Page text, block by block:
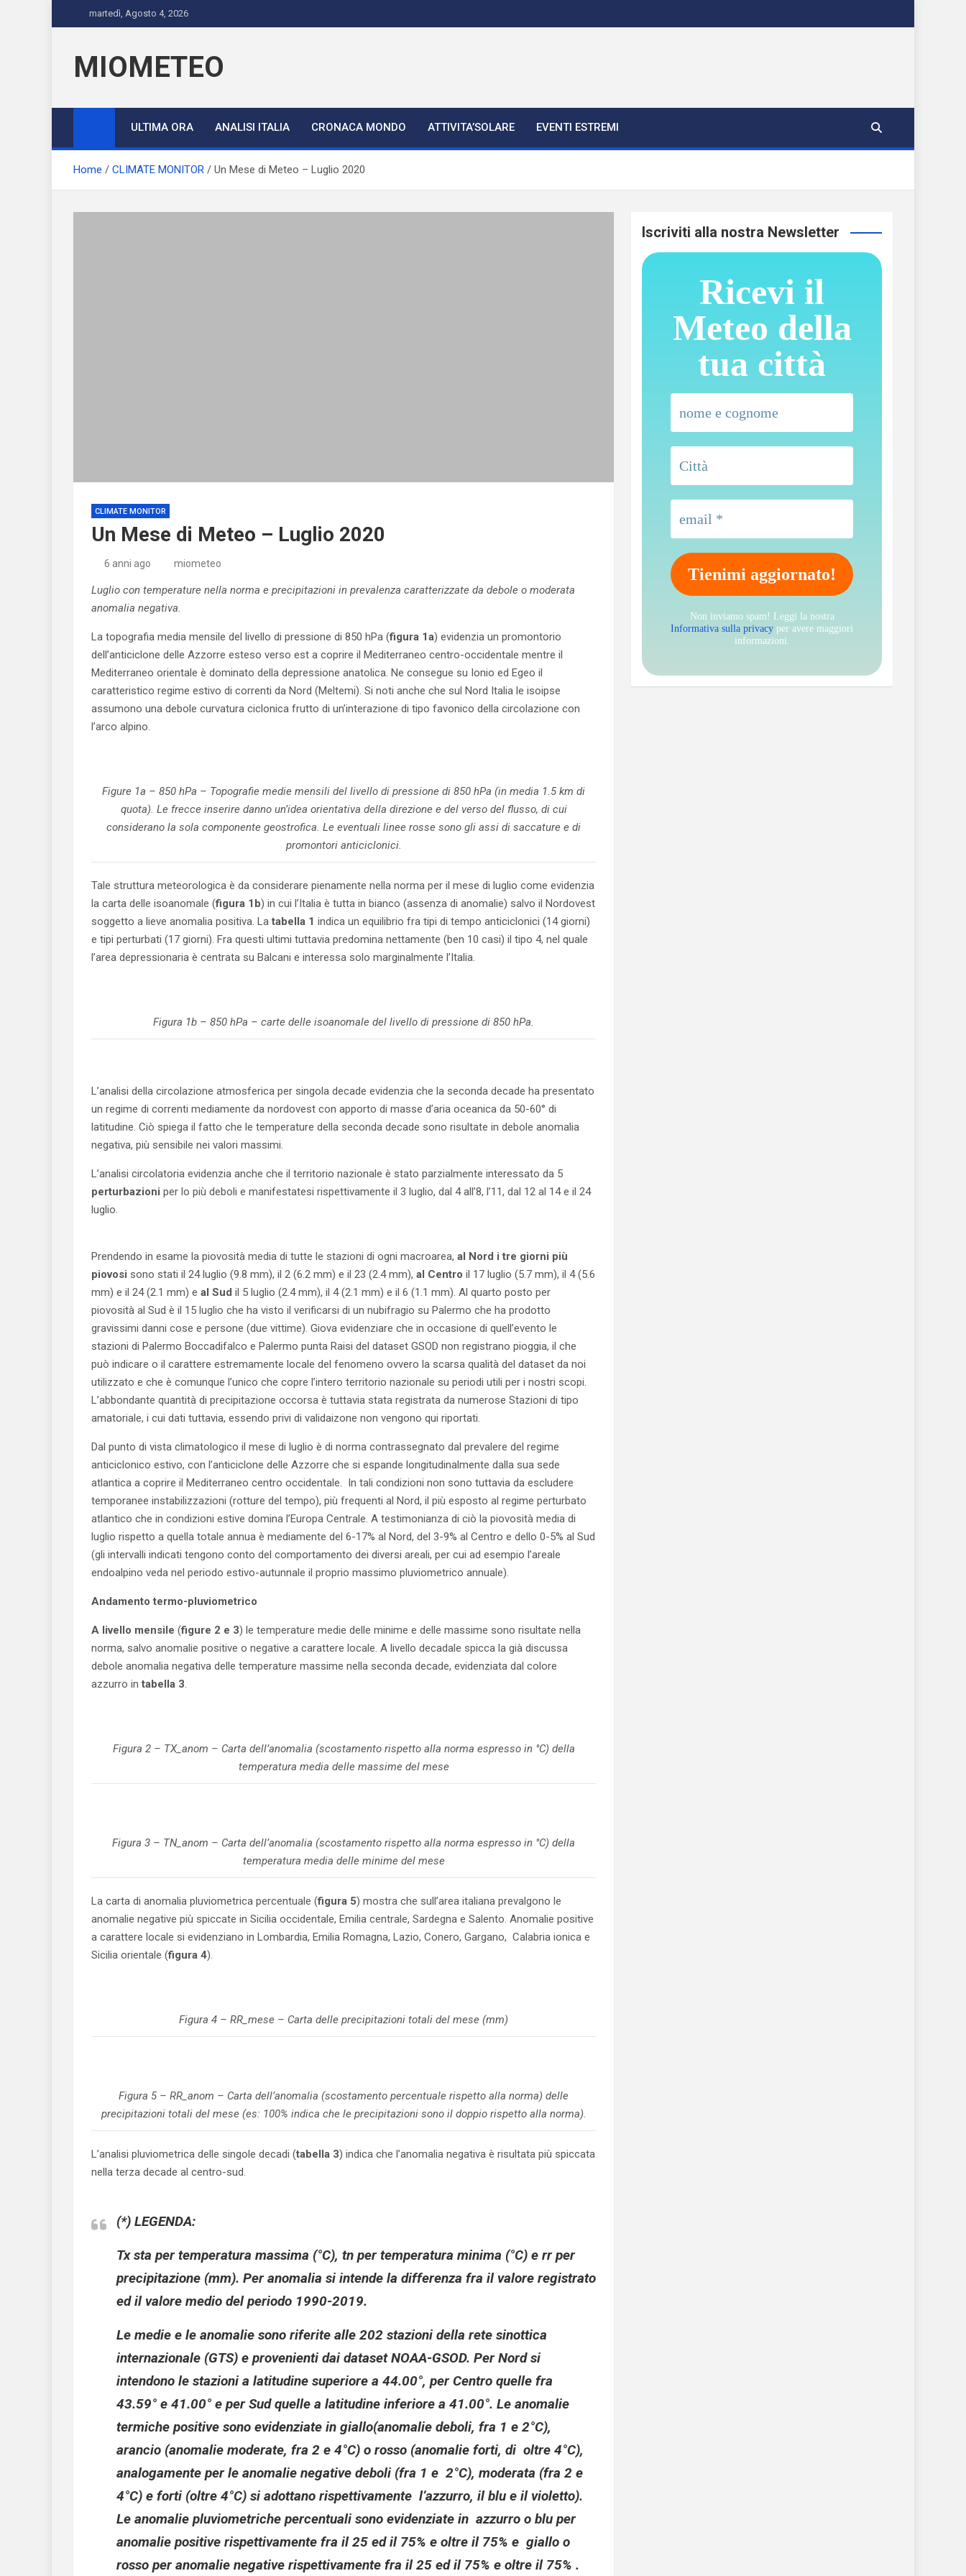
to
martedì, Agosto 4, 2026
MIOMETEO
ULTIMA ORA ANALISI ITALIA CRONACA MONDO ATTIVITA’SOLARE EVENTI ESTREMI
Home CLIMATE MONITOR Un Mese di Meteo – Luglio 2020
CLIMATE MONITOR
Un Mese di Meteo – Luglio 2020
6 anni ago miometeo
Luglio con temperature nella norma e precipitazioni in prevalenza caratterizzate da debole o moderata
anomalia negativa.
La topografia media mensile del livello di pressione di 850 hPa (figura 1a) evidenzia un promontorio
dell’anticiclone delle Azzorre esteso verso est a coprire il Mediterraneo centro-occidentale mentre il
Mediterraneo orientale è dominato della depressione anatolica. Ne consegue su Ionio ed Egeo il
caratteristico regime estivo di correnti da Nord (Meltemi). Si noti anche che sul Nord Italia le isoipse
assumono una debole curvatura ciclonica frutto di un’interazione di tipo favonico della circolazione con
l’arco alpino.
Figure 1a – 850 hPa – Topografie medie mensili del livello di pressione di 850 hPa (in media 1.5 km di
quota). Le frecce inserire danno un’idea orientativa della direzione e del verso del flusso, di cui
considerano la sola componente geostrofica. Le eventuali linee rosse sono gli assi di saccature e di
promontori anticiclonici.
Tale struttura meteorologica è da considerare pienamente nella norma per il mese di luglio come evidenzia
la carta delle isoanomale (figura 1b) in cui l’Italia è tutta in bianco (assenza di anomalie) salvo il Nordovest
soggetto a lieve anomalia positiva. Latabella 1 indica un equilibrio fra tipi di tempo anticiclonici (14 giorni)
e tipi perturbati (17 giorni). Fra questi ultimi tuttavia predomina nettamente (ben 10 casi) il tipo 4, nel quale
l’area depressionaria è centrata su Balcani e interessa solo marginalmente l’Italia.
Figura 1b – 850 hPa – carte delle isoanomale del livello di pressione di 850 hPa.
L’analisi della circolazione atmosferica per singola decade evidenzia che la seconda decade ha presentato
un regime di correnti mediamente da nordovest con apporto di masse d’aria oceanica da 50-60° di
latitudine. Ciò spiega il fatto che le temperature della seconda decade sono risultate in debole anomalia
negativa, più sensibile nei valori massimi.
L’analisi circolatoria evidenzia anche che il territorio nazionale è stato parzialmente interessato da 5
perturbazioni per lo più deboli e manifestatesi rispettivamente il 3 luglio, dal 4 all’8, l’11, dal 12 al 14 e il 24
luglio.
Prendendo in esame la piovosità media di tutte le stazioni di ogni macroarea, al Nord i tre giorni più
piovosi sono stati il 24 luglio (9.8 mm), il 2 (6.2 mm) e il 23 (2.4 mm), al Centro il 17 luglio (5.7 mm), il 4 (5.6
mm) e il 24 (2.1 mm) e al Sud il 5 luglio (2.4 mm), il 4 (2.1 mm) e il 6 (1.1 mm). Al quarto posto per
piovosità al Sud è il 15 luglio che ha visto il verificarsi di un nubifragio su Palermo che ha prodotto
gravissimi danni cose e persone (due vittime). Giova evidenziare che in occasione di quell’evento le
stazioni di Palermo Boccadifalco e Palermo punta Raisi del dataset GSOD non registrano pioggia, il che
può indicare o il carattere estremamente locale del fenomeno ovvero la scarsa qualità del dataset da noi
utilizzato e che è comunque l’unico che copre l’intero territorio nazionale su periodi utili per i nostri scopi.
L’abbondante quantità di precipitazione occorsa è tuttavia stata registrata da numerose Stazioni di tipo
amatoriale, i cui dati tuttavia, essendo privi di validaizone non vengono qui riportati.
Dal punto di vista climatologico il mese di luglio è di norma contrassegnato dal prevalere del regime
anticiclonico estivo, con l’anticiclone delle Azzorre che si espande longitudinalmente dalla sua sede
atlantica a coprire il Mediterraneo centro occidentale. In tali condizioni non sono tuttavia da escludere
temporanee instabilizzazioni (rotture del tempo), più frequenti al Nord, il più esposto al regime perturbato
atlantico che in condizioni estive domina l’Europa Centrale. A testimonianza di ciò la piovosità media di
luglio rispetto a quella totale annua è mediamente del 6-17% al Nord, del 3-9% al Centro e dello 0-5% al Sud
(gli intervalli indicati tengono conto del comportamento dei diversi areali, per cui ad esempio l’areale
endoalpino veda nel periodo estivo-autunnale il proprio massimo pluviometrico annuale).
Andamento termo-pluviometrico
A livello mensile (figure 2 e 3) le temperature medie delle minime e delle massime sono risultate nella
norma, salvo anomalie positive o negative a carattere locale. A livello decadale spicca la già discussa
debole anomalia negativa delle temperature massime nella seconda decade, evidenziata dal colore
azzurro intabella 3.
Figura 2 – TX_anom – Carta dell’anomalia (scostamento rispetto alla norma espresso in °C) della
temperatura media delle massime del mese
Figura 3 – TN_anom – Carta dell’anomalia (scostamento rispetto alla norma espresso in °C) della
temperatura media delle minime del mese
La carta di anomalia pluviometrica percentuale (figura 5) mostra che sull’area italiana prevalgono le
anomalie negative più spiccate in Sicilia occidentale, Emilia centrale, Sardegna e Salento. Anomalie positive
a carattere locale si evidenziano in Lombardia, Emilia Romagna, Lazio, Conero, Gargano, Calabria ionica e
Sicilia orientale (figura 4).
Figura 4 – RR_mese – Carta delle precipitazioni totali del mese (mm)
Figura 5 – RR_anom – Carta dell’anomalia (scostamento percentuale rispetto alla norma) delle
precipitazioni totali del mese (es: 100% indica che le precipitazioni sono il doppio rispetto alla norma).
L’analisi pluviometrica delle singole decadi (tabella 3) indica che l’anomalia negativa è risultata più spiccata
nella terza decade al centro-sud.
(*) LEGENDA:
Tx sta per temperatura massima (°C), tn per temperatura minima (°C) e rr per
precipitazione (mm). Per anomalia si intende la differenza fra il valore registrato
ed il valore medio del periodo 1990-2019.
Le medie e le anomalie sono riferite alle 202 stazioni della rete sinottica
internazionale (GTS) e provenienti dai dataset NOAA-GSOD. Per Nord si
intendono le stazioni a latitudine superiore a 44.00°, per Centro quelle fra
43.59° e 41.00° e per Sud quelle a latitudine inferiore a 41.00°. Le anomalie
termiche positive sono evidenziate in giallo(anomalie deboli, fra 1 e 2°C),
arancio (anomalie moderate, fra 2 e 4°C) o rosso (anomalie forti, di oltre 4°C),
analogamente per le anomalie negative deboli (fra 1 e 2°C), moderata (fra 2 e
4°C) e forti (oltre 4°C) si adottano rispettivamente l’azzurro, il blu e il violetto).
Le anomalie pluviometriche percentuali sono evidenziate in azzurro o blu per
anomalie positive rispettivamente fra il 25 ed il 75% e oltre il 75% e giallo o
rosso per anomalie negative rispettivamente fra il 25 ed il 75% e oltre il 75% .
Iscriviti alla nostra Newsletter
Ricevi il
Meteo della
tua città
Non inviamo spam! Leggi la nostra
Informativa sulla privacy per avere maggiori
informazioni.